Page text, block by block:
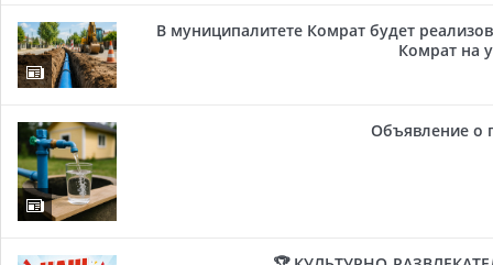
В муниципалитете Комрат будет
Комрат на
Объявление о